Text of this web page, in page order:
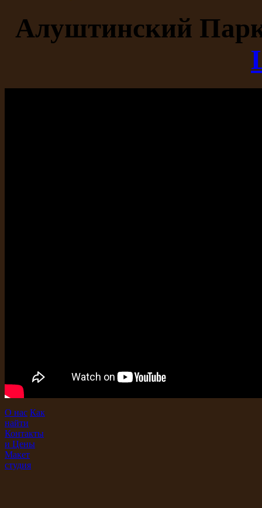
Алуштинский
О нас Как
найти
Контакты
и Цены
Макет
студия